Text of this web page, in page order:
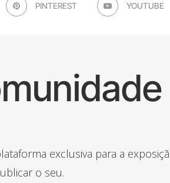
PINTEREST YOUTUBE
exclusiva para a
o seu.